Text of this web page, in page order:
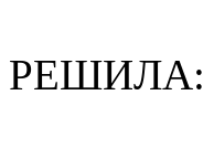
РЕШИЛА: